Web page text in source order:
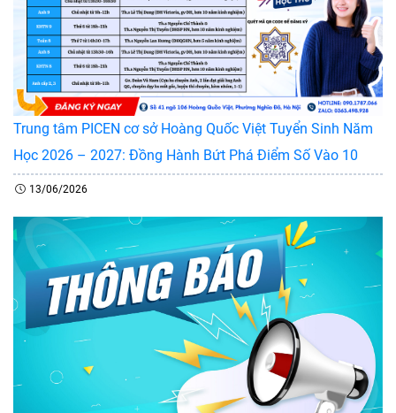
Trung tâm PICEN cơ sở Hoàng Quốc Việt Tuyển Sinh Năm
Học 2026 – 2027: Đồng Hành Bứt Phá Điểm Số Vào 10
13/06/2026